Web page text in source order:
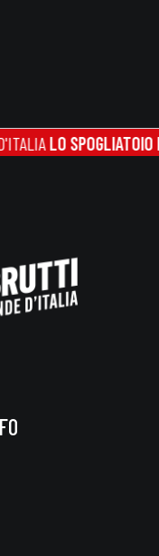
LO SPOGLIATOIO PIÙ